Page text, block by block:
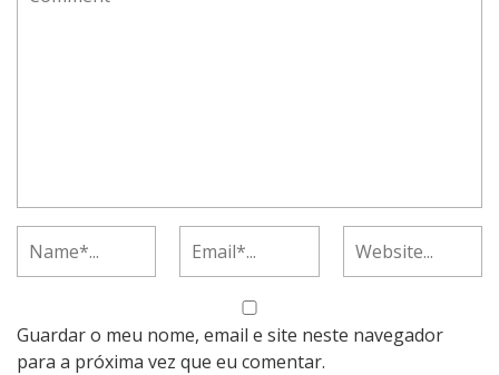
Guardar o meu nome, email e site neste navegador
para a próxima vez que eu comentar.